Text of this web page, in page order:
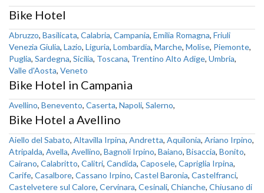
Bike Hotel
Abruzzo, Basilicata, Calabria, Campania, Emilia Romagna, Friuli
Venezia Giulia, Lazio, Liguria, Lombardia, Marche, Molise, Piemonte,
Puglia, Sardegna, Sicilia, Toscana, Trentino Alto Adige, Umbria,
Valle d'Aosta, Veneto
Bike Hotel in Campania
Avellino, Benevento, Caserta, Napoli, Salerno,
Bike Hotel a Avellino
Aiello del Sabato, Altavilla Irpina, Andretta, Aquilonia, Ariano Irpino,
Atripalda, Avella, Avellino, Bagnoli Irpino, Baiano, Bisaccia, Bonito,
Cairano, Calabritto, Calitri, Candida, Caposele, Capriglia Irpina,
Carife, Casalbore, Cassano Irpino, Castel Baronia, Castelfranci,
Castelvetere sul Calore, Cervinara, Cesinali, Chianche, Chiusano di